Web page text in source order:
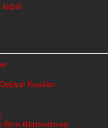
Koşulları
Renk Bilgilendirmesi